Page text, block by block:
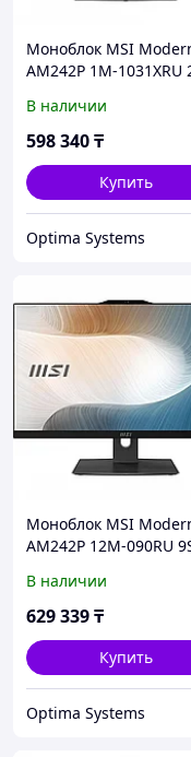
Моноблок MSI
AM242P 1M-1031XRU
Intel, Core 5, 120U, 1.4,
Гб, 512 Гб
В наличии
598 340₸
Купить
Optima Systems
Моноблок MSI
AM242P 12M-090RU
Core i5, 1240P, 3.3, 16
512 Гб
В наличии
629 339₸
Купить
Optima Systems